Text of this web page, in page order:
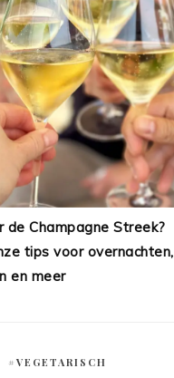
de Champagne Streek?
tips voor overnachten,
en meer
#VEGETARISCH